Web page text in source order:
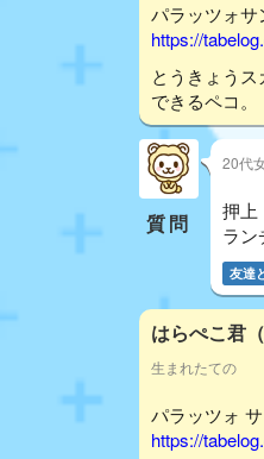
パラッツォサ
https://
とうきょう
できるペコ。
質問
20代
押上
ラン
友達
はらぺこ君
生まれたての
パラッツォ
https://